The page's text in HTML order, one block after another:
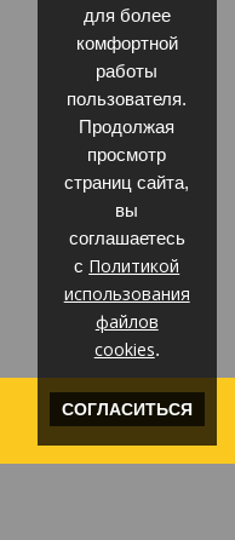
для более
комфортной
работы
пользователя.
Продолжая
просмотр
страниц сайта,
вы
соглашаетесь
с Политикой
использования
файлов
cookies.
СОГЛАСИТЬСЯ